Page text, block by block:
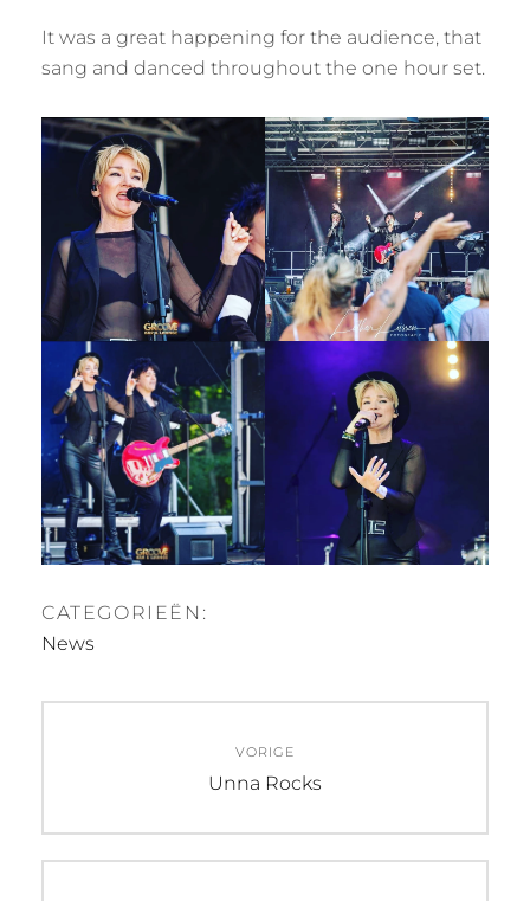
It was a great happening for the audience, that
sang and danced throughout the one hour set.
CATEGORIEËN:
News
VORIGE
Vorig
Unna Rocks